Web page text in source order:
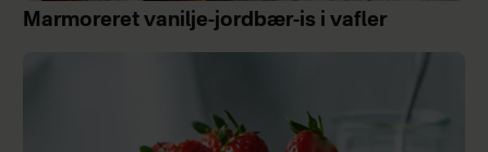
Marmoreret vanilje-jordbær-is i vafler